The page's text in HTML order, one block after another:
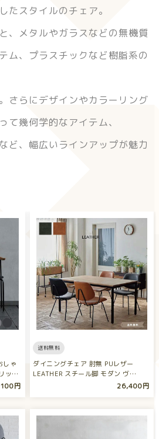
たスタイルのチェア。
、メタルやガラスなどの無機質
ム、プラスチックなど樹脂系の
さらにデザインやカラーリング
て幾何学的なアイテム、
ど、幅広いラインアップが魅力
ッ
円
送料無料
ダイニングチェア 肘無 PUレザー
LEATHER スチール脚 モダン ヴ…
26,400円